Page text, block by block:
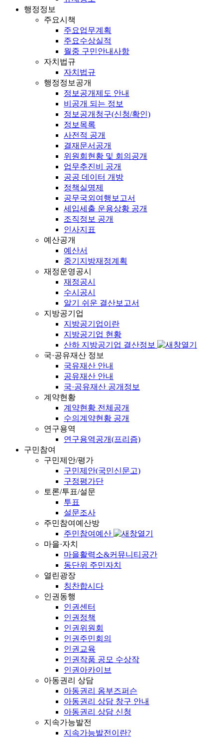
행정정보
주요시책
주요업무계획
주요수상실적
월중 구민안내사항
자치법규
자치법규
행정정보공개
정보공개제도 안내
비공개 되는 정보
정보공개청구(신청/확인)
정보목록
사전적 공개
결재문서공개
위원회현황 및 회의공개
업무추진비 공개
공공 데이터 개방
정책실명제
공무국외여행보고서
세입세출 운용상황 공개
조직정보 공개
인사지표
예산공개
예산서
중기지방재정계획
재정운영공시
재정공시
수시공시
알기 쉬운 결산보고서
지방공기업
지방공기업이란
지방공기업 현황
산하 지방공기업 결산정보
국·공유재산 정보
국유재산 안내
공유재산 안내
국·공유재산 공개정보
계약현황
계약현황 전체공개
수의계약현황 공개
연구용역
연구용역공개(프리즘)
구민참여
구민제안/평가
구민제안(국민신문고)
구정평가단
토론/투표/설문
투표
설문조사
주민참여예산방
주민참여예산
마을·자치
마을활력소&커뮤니티공간
동단위 주민자치
열린광장
칭찬합시다
인권동행
인권센터
인권정책
인권위원회
인권주민회의
인권교육
인권작품 공모 수상작
인권아카이브
아동권리 상담
아동권리 옴부즈퍼슨
아동권리 상담 창구 안내
아동권리 상담 신청
지속가능발전
지속가능발전이란?